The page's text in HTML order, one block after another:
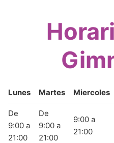
Lunes Martes Miercoles
De
9:00 a
21:00
De
9:00 a
21:00
9:00 a
21:00